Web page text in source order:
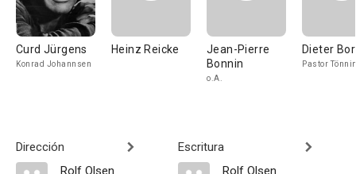
Curd Jürgens
Konrad Johannsen
Heinz Reicke
Jean-Pierre
Bonnin
o.A.
Dieter
Pastor
Dirección
Rolf Olsen
Escritura
Rolf Olsen